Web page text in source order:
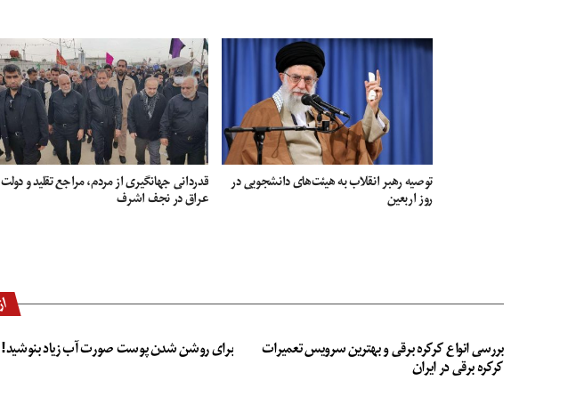
توصیه رهبر انقلاب به هیئت‌های دانشجویی در
روز اربعین
قدردانی جهانگیری از مردم، مراجع تقلید و دولت
عراق در نجف اشرف
بررسی انواع کرکره برقی و بهترین سرویس تعمیرات
کرکره برقی در ایران
برای روشن شدن پوست صورت آب زیاد بنوشید!